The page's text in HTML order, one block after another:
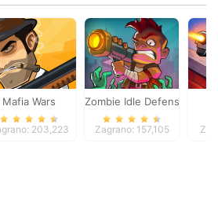
Mafia Wars
203,223
Zombie Idle Defense
Zagrano: 157,105